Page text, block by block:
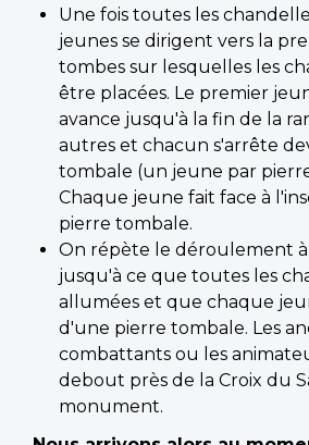
Une fois toutes les
jeunes se dirigent vers la
tombes sur lesquelles les
être placées. Le premier
avance jusqu'à la fin de la
autres et chacun s'arrête
tombale (un jeune par
Chaque jeune fait face à
pierre tombale.
On répète le déroulement
jusqu'à ce que toutes les
allumées et que chaque
d'une pierre tombale. Les
combattants ou les
debout près de la Croix du
monument.